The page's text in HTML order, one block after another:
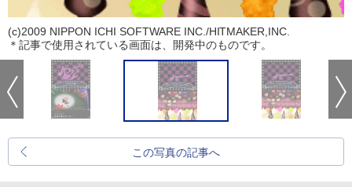
(c)2009 NIPPON ICHI SOFTWARE INC./HITMAKER,INC.
＊記事で使用されている画面は、開発中のものです。
この写真の記事へ